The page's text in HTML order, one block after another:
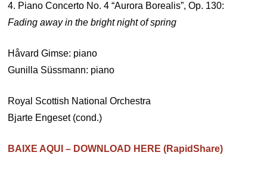
4. Piano Concerto No. 4 “Aurora Borealis”, Op. 130:
Fading away in the bright night of spring
Håvard Gimse: piano
Gunilla Süssmann: piano
Royal Scottish National Orchestra
Bjarte Engeset (cond.)
BAIXE AQUI – DOWNLOAD HERE (RapidShare)